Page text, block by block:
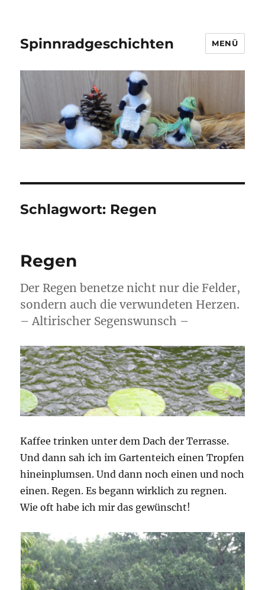
Spinnradgeschichten MENÜ
Schlagwort: Regen
Regen
Der Regen benetze nicht nur die Felder,
sondern auch die verwundeten Herzen.
– Altirischer Segenswunsch –
Kaffee trinken unter dem Dach der Terrasse.
Und dann sah ich im Gartenteich einen Tropfen
hineinplumsen. Und dann noch einen und noch
einen. Regen. Es begann wirklich zu regnen.
Wie oft habe ich mir das gewünscht!